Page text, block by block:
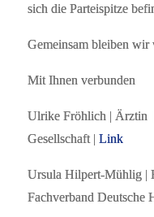
sich die Parteispitze
Gemeinsam bleiben wir
Mit Ihnen verbunden
Ulrike Fröhlich | Ärztin
Gesellschaft | Link
Ursula Hilpert-Mühlig |
Fachverband Deutsche